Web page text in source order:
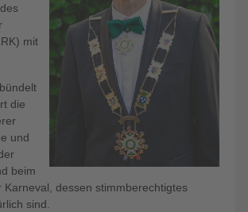
mit
die
und
beim
Karneval, dessen stimmberechtigtes
sind.